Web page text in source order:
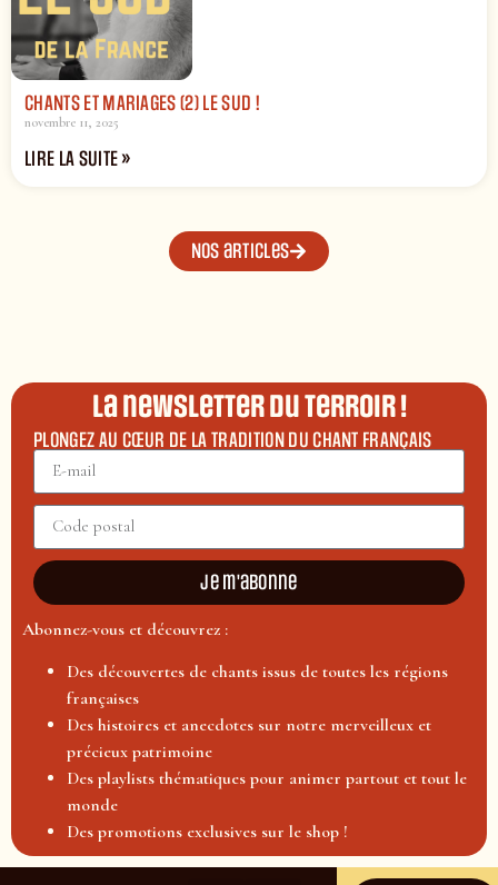
CHANTS ET MARIAGES (2) LE SUD !
novembre 11, 2025
LIRE LA SUITE »
Nos articles
La newsletter du terroir !
PLONGEZ AU CŒUR DE LA TRADITION DU CHANT FRANÇAIS
Je m'abonne
Abonnez-vous et découvrez :
Des découvertes de chants issus de toutes les régions
françaises
Des histoires et anecdotes sur notre merveilleux et
précieux patrimoine
Des playlists thématiques pour animer partout et tout le
monde
Des promotions exclusives sur le shop !